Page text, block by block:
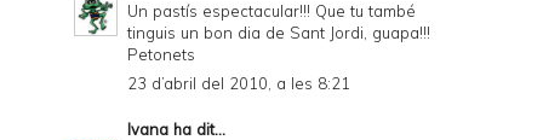
Un pastís espectacular!!! Que tu també
tinguis un bon dia de Sant Jordi, guapa!!!
Petonets
23 d’abril del 2010, a les 8:21
Ivana ha dit...